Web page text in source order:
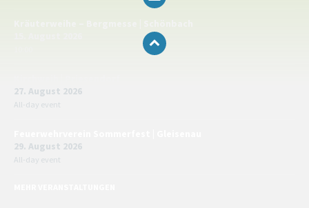
27. August 2026
All-day event
29. August 2026
All-day event